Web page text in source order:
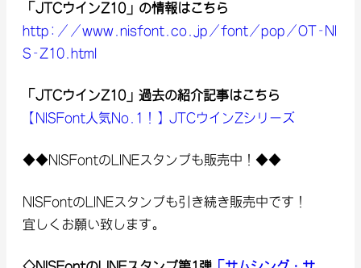
「JTCウインZ10」の情報はこちら
http://www.nisfont.co.jp/font/pop/OT-NI
S-Z10.html
「JTCウインZ10」過去の紹介記事はこちら
【NISFont人気No.1！】JTCウインZシリーズ
◆◆NISFontのLINEスタンプも販売中！◆◆
NISFontのLINEスタンプも引き続き販売中です！
宜しくお願い致します。